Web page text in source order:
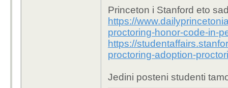
Princeton i Stanford eto
https://
proctoring-honor-code-in-
https://
proctoring-adoption-
Jedini posteni studenti